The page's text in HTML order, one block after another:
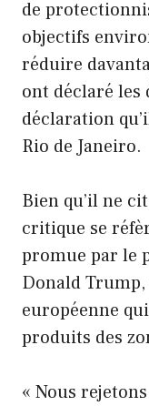
de
objectifs
réduire
ont déclaré les
déclaration
Rio de Janeiro.
Bien qu’il ne
critique se
promue par le
Donald
européenne
produits des
« Nous